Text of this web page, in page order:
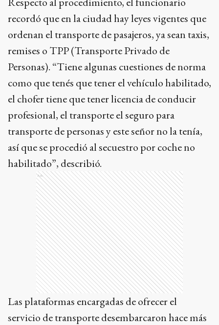
recordó que en la ciudad hay leyes vigentes que
ordenan el transporte de pasajeros, ya sean taxis,
remises o TPP (Transporte Privado de
Personas). “Tiene algunas cuestiones de norma
como que tenés que tener el vehículo habilitado,
el chofer tiene que tener licencia de conducir
profesional, el transporte el seguro para
transporte de personas y este señor no la tenía,
así que se procedió al secuestro por coche no
habilitado”, describió.
Ads
Las plataformas encargadas de ofrecer el
servicio de transporte desembarcaron hace más